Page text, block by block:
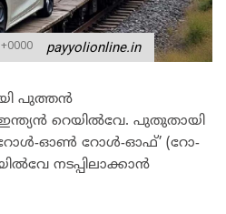
payyolionline.in
പുത്തൻ
റെയിൽവേ. പുതുതായി
ഓൺ റോൾ-ഓഫ്’ (റോ-
നടപ്പിലാക്കാൻ